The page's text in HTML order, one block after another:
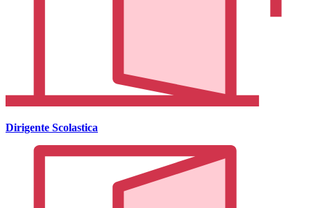
Dirigente Scolastica